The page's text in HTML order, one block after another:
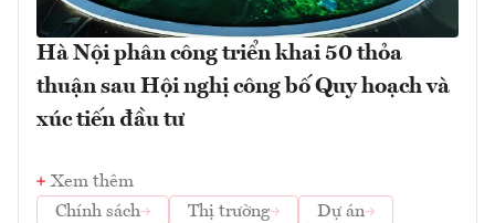
Hà Nội phân công triển khai 50 thỏa
thuận sau Hội nghị công bố Quy hoạch và
xúc tiến đầu tư
Xem thêm
Chính sách
Thị trường
Dự án